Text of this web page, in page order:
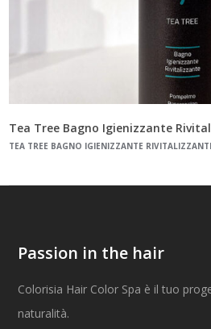
Tea Tree Bagno Igienizzante
TEA TREE BAGNO IGIENIZZANTE
Passion in the hair
Colorisia Hair Color Spa è il tuo
naturalità.